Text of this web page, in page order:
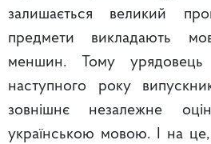
залишається великий
предмети викладають
меншин. Тому
наступного року
зовнішнє незалежне
українською мовою. І на